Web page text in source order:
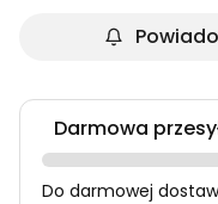
Darmowa
Do darmowej